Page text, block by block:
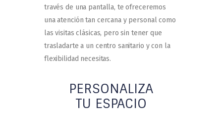
través de una pantalla, te ofreceremos
una atención tan cercana y personal como
las visitas clásicas, pero sin tener que
trasladarte a un centro sanitario y con la
flexibilidad necesitas.
PERSONALIZA
TU ESPACIO